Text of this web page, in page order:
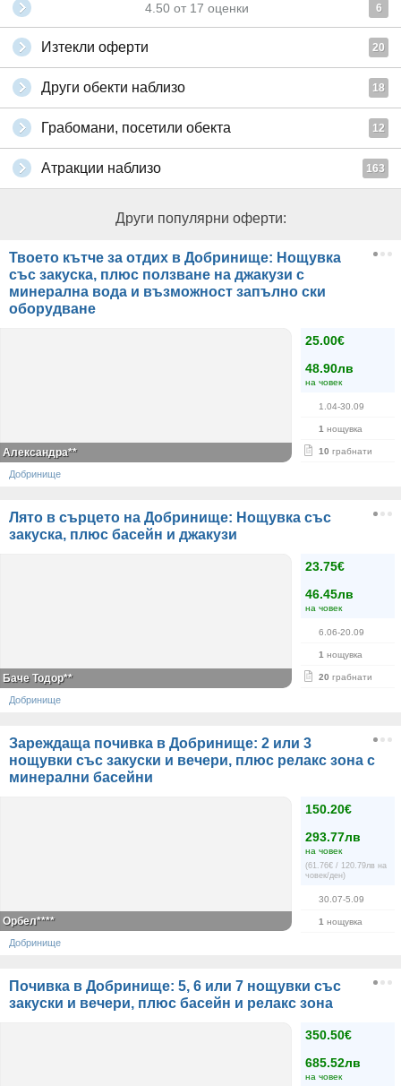
4.50 от 17 оценки 6
Изтекли оферти 20
Други обекти наблизо 18
Грабомани, посетили обекта 12
Атракции наблизо 163
Други популярни оферти:
Твоето кътче за отдих в Добринище: Нощувка
със закуска, плюс ползване на джакузи с
минерална вода и възможност запълно ски
оборудване
25.00€
48.90лв
на човек
1.04-30.09
1 нощувка
10 грабнати
Александра**
Добринище
Лято в сърцето на Добринище: Нощувка със
закуска, плюс басейн и джакузи
23.75€
46.45лв
на човек
6.06-20.09
1 нощувка
20 грабнати
Баче Тодор**
Добринище
Зареждаща почивка в Добринище: 2 или 3
нощувки със закуски и вечери, плюс релакс зона с
минерални басейни
150.20€
293.77лв
на човек
(61.76€ / 120.79лв на
човек/ден)
30.07-5.09
1 нощувка
Орбел****
Добринище
Почивка в Добринище: 5, 6 или 7 нощувки със
закуски и вечери, плюс басейн и релакс зона
350.50€
685.52лв
на човек